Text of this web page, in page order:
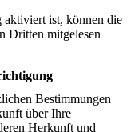
aktiviert ist, können die
Dritten mitgelesen
Bestimmungen
über Ihre
Herkunft und